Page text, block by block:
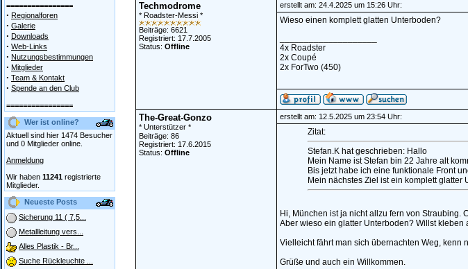
================
· Regionalforen
· Galerie
· Downloads
· Web-Links
· Nutzungsbestimmungen
· Mitglieder
· Team & Kontakt
· Spende an den Club
================
Wer ist online?
Aktuell sind hier 1474 Besucher
und 0 Mitglieder online.
Anmeldung
Wir haben 11241 registrierte
Mitglieder.
Neueste Posts
Sicherung 11 ( 7,5...
Metallleitung vers...
Alles Plastik - Br...
Suche Rückleuchte ...
Techmodrome
* Roadster-Messi *
Beiträge: 6621
Registriert: 17.7.2005
Status: Offline
erstellt am: 24.4.2025 um 15:26 Uhr:
Wieso einen komplett glatten Unterboden?
4x Roadster
2x Coupé
2x ForTwo (450)
The-Great-Gonzo
* Unterstützer *
Beiträge: 86
Registriert: 17.6.2015
Status: Offline
erstellt am: 12.5.2025 um 23:54 Uhr:
Zitat:
Stefan.K hat geschrieben: Hallo
Mein Name ist Stefan bin 22 Jahre alt
Bis jetzt habe ich eine funktionale Front
Mein nächstes Ziel ist ein komplett
Hi, München ist ja nicht allzu fern von Straubing.
Aber wieso ein glatter Unterboden? Willst kleben
Vielleicht fährt man sich übernachten Weg, kenn
Grüße und auch ein Willkommen.